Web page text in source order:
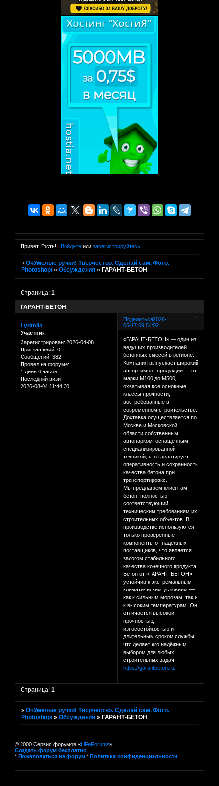
Привет, Гость! Войдитеили зарегистрируйтесь.
»ОчУмелые ручки! Творчество. Сделай сам. Фото.
Photoshop/ »Обсуждения » ГАРАНТ-БЕТОН
ГАРАНТ-БЕТОН
Страница:1
Поделиться 1
2026-
05-17 09:54:02
Lydmila
Участник
Зарегистрирован: 2026-04-08
Приглашений: 0
Сообщений: 382
Провел на форуме:
1 день 6 часов
Последний визит:
2026-08-04 11:44:30
«ГАРАНТ-БЕТОН» — один из
ведущих производителей
бетонных смесей в регионе.
Компания выпускает широкий
ассортимент продукции — от
марки М100 до М500,
охватывая все основные
классы прочности,
востребованные в
современном строительстве.
Доставка осуществляется по
Москве и Московской
области собственным
автопарком, оснащённым
специализированной
техникой, что гарантирует
оперативность и сохранность
качества бетона при
транспортировке.
Мы предлагаем клиентам
бетон, полностью
соответствующий
техническим требованиям их
строительных объектов. В
производстве используются
только проверенные
компоненты от надёжных
поставщиков, что является
залогом стабильного
качества конечного продукта.
Бетон от «ГАРАНТ-БЕТОН»
устойчив к экстремальным
климатическим условиям —
как к сильным морозам, так и
к высоким температурам. Он
отличается высокой
прочностью,
износостойкостью и
длительным сроком службы,
что делает его надёжным
выбором для любых
строительных задач.
https://garantbeton.ru/
Страница:1
»ОчУмелые ручки! Творчество. Сделай сам. Фото.
Photoshop/ »Обсуждения »ГАРАНТ-БЕТОН
© 2000 Сервис форумов «LiFeForums»
Создать форум бесплатно
* Пожаловаться на форум * Политика конфиденциальности